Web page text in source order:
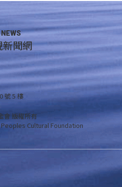
新聞網
號 5 樓
會 版權所有
Cultural Foundation